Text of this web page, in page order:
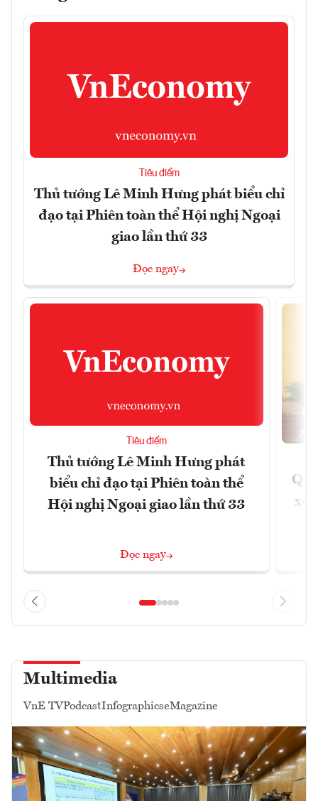
Tiêu điểm
Thủ tướng Lê Minh Hưng phát biểu chỉ
đạo tại Phiên toàn thể Hội nghị Ngoại
giao lần thứ 33
Đọc ngay
Tiêu điểm
Thủ tướng Lê Minh Hưng phát
biểu chỉ đạo tại Phiên toàn thể
Hội nghị Ngoại giao lần thứ 33
Đọc ngay
Multimedia
VnE TVPodcastInfographicseMagazine